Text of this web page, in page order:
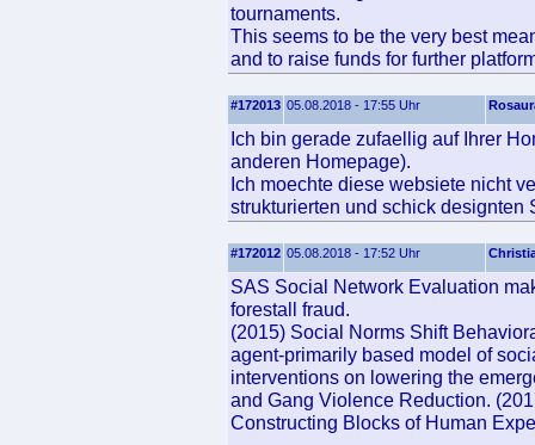
tournaments.
This seems to be the very best
and to raise funds for further
#172013 05.08.2018 - 17:55 Uhr
Ich bin gerade zufaellig auf Ihrer
anderen Homepage).
Ich moechte diese websiete nicht
strukturierten und schick designten
#172012 05.08.2018 - 17:52 Uhr
SAS Social Network Evaluation
forestall fraud.
(2015) Social Norms Shift
agent-primarily based model of
interventions on lowering the
and Gang Violence Reduction.
Constructing Blocks of Human